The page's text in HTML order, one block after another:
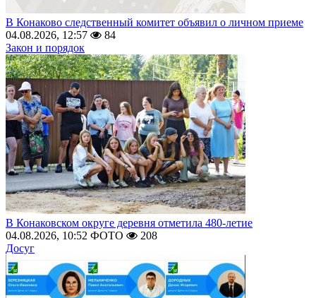
В Конаково следственный комитет объявил о личном приеме
04.08.2026, 12:57
84
Закон и порядок
В Конаковском округе деревня отметила 480-летие
04.08.2026, 10:52 ФОТО
208
Досуг